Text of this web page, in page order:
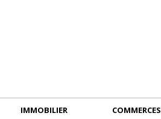
IMMOBILIER COMMERCES